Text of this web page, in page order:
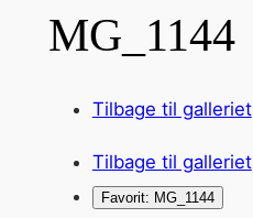
MG_1144
Tilbage til galleriet
Tilbage til galleriet
Favorit: MG_1144